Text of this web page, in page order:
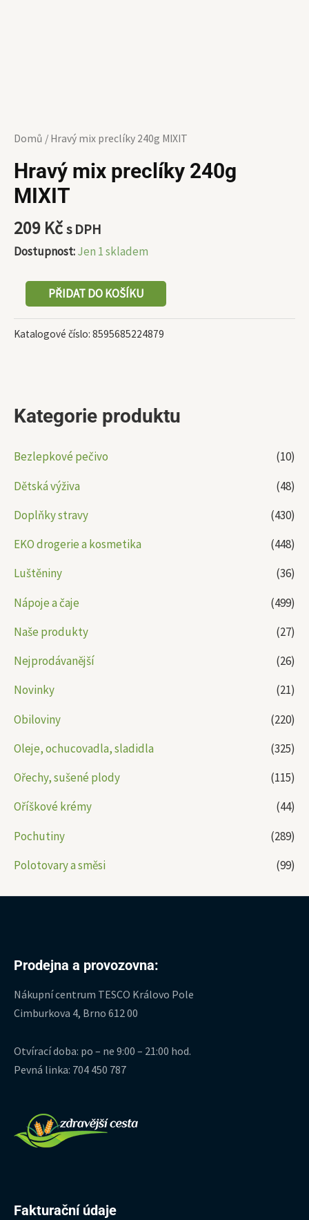
Kategorie produktu
Bezlepkové pečivo
(10)
Dětská výživa
(48)
Doplňky stravy
(430)
EKO drogerie a kosmetika
(448)
Luštěniny
(36)
Nápoje a čaje
(499)
Naše produkty
(27)
Nejprodávanější
(26)
Novinky
(21)
Obiloviny
(220)
Oleje, ochucovadla, sladidla
(325)
Ořechy, sušené plody
(115)
Oříškové krémy
(44)
Pochutiny
(289)
Polotovary a směsi
(99)
Domů / Hravý mix preclíky 240g MIXIT
Hravý mix preclíky 240g
MIXIT
209 Kčs DPH
Dostupnost:Jen 1 skladem
PŘIDAT DO KOŠÍKU
Katalogové číslo: 8595685224879
Prodejna a provozovna:
Nákupní centrum TESCO Královo Pole
Cimburkova 4, Brno 612 00
Otvírací doba: po – ne 9:00 – 21:00 hod.
Pevná linka: 704 450 787
Fakturační údaje